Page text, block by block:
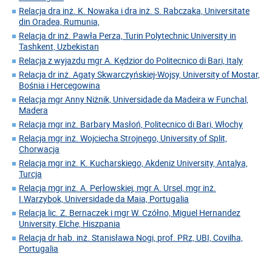
Relacja dra inż. K. Nowaka i dra inż. S. Rabczaka, Universitate
din Oradea, Rumunia,
Relacja dr inż. Pawła Perza, Turin Polytechnic University in
Tashkent, Uzbekistan
Relacja z wyjazdu mgr A. Kędzior do Politecnico di Bari, Italy
Relacja dr inż. Agaty Skwarczyńskiej-Wojsy, University of Mostar,
Bośnia i Hercegowina
Relacja mgr Anny Niżnik, Universidade da Madeira w Funchal,
Madera
Relacja mgr inż. Barbary Masłoń, Politecnico di Bari, Włochy
Relacja mgr inż. Wojciecha Strojnego, University of Split,
Chorwacja
Relacja mgr inż. K. Kucharskiego, Akdeniz University, Antalya,
Turcja
Relacja mgr inż. A. Perłowskiej, mgr A. Ursel, mgr inż.
I.Warzybok, Universidade da Maia, Portugalia
Relacja lic. Z. Bernaczek i mgr W. Czółno, Miguel Hernandez
University, Elche, Hiszpania
Relacja dr hab. inż. Stanisława Nogi, prof. PRz, UBI, Covilha,
Portugalia